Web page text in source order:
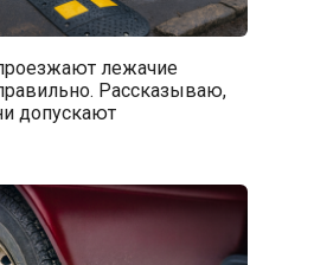
лежачие
Рассказываю,
допускают